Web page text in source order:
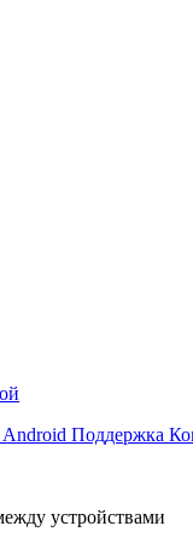
Поддержка
устройствами